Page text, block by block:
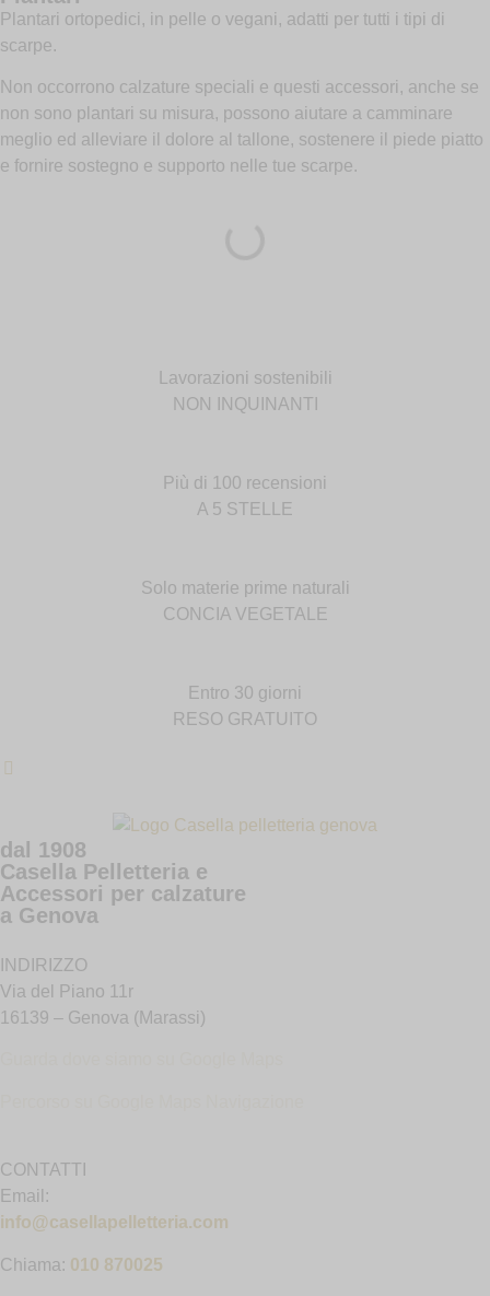
Plantari ortopedici, in pelle o vegani, adatti per tutti i tipi di
scarpe.
Non occorrono calzature speciali e questi accessori, anche se
non sono plantari su misura, possono aiutare a camminare
meglio ed alleviare il dolore al tallone, sostenere il piede piatto
e fornire sostegno e supporto nelle tue scarpe.
Lavorazioni sostenibili
NON INQUINANTI
Più di 100 recensioni
A 5 STELLE
Solo materie prime naturali
CONCIA VEGETALE
Entro 30 giorni
RESO GRATUITO
dal 1908
Casella Pelletteria e
Accessori per calzature
a Genova
INDIRIZZO
Via del Piano 11r
16139 – Genova (Marassi)
CONTATTI
Email:
info@casellapelletteria.com
Chiama: 010 870025